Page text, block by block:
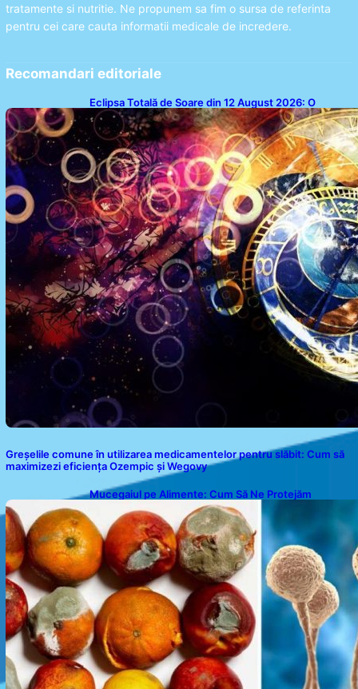
tratamente si nutritie. Ne propunem sa fim o sursa de referinta
pentru cei care cauta informatii medicale de incredere.
Recomandari editoriale
Eclipsa Totală de Soare din 12 August 2026: O
Analiză a Impactului asupra Trei Zodii și a Ciclului de
18 Ani
Greșelile comune în utilizarea medicamentelor pentru slăbit: Cum să
maximizezi eficiența Ozempic și Wegovy
Mucegaiul pe Alimente: Cum Să Ne Protejăm